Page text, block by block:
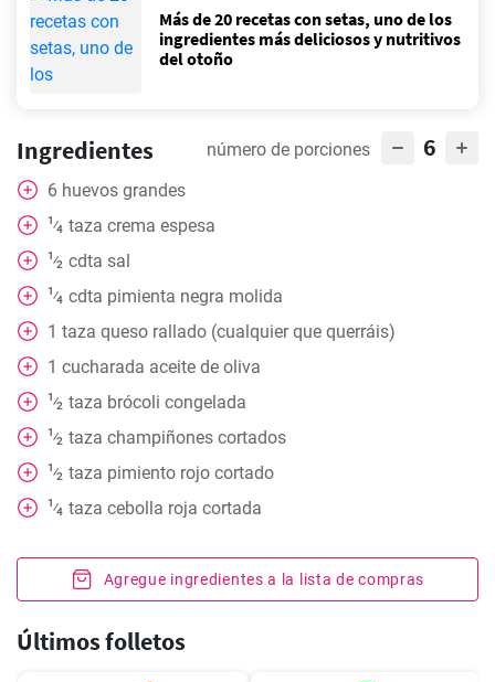
Más de 20 recetas con setas, uno de los
ingredientes más deliciosos y nutritivos
del otoño
Ingredientes número de porciones 6
6 huevos grandes
1⁄4 taza crema espesa
1⁄2 cdta sal
1⁄4 cdta pimienta negra molida
1 taza queso rallado (cualquier que querráis)
1 cucharada aceite de oliva
1⁄2 taza brócoli congelada
1⁄2 taza champiñones cortados
1⁄2 taza pimiento rojo cortado
1⁄4 taza cebolla roja cortada
Agregue ingredientes a la lista de compras
Últimos folletos